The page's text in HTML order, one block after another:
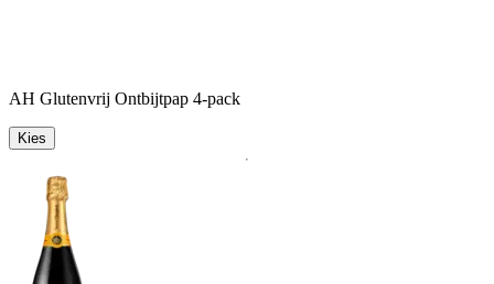
AH Glutenvrij Ontbijtpap 4-pack
Kies